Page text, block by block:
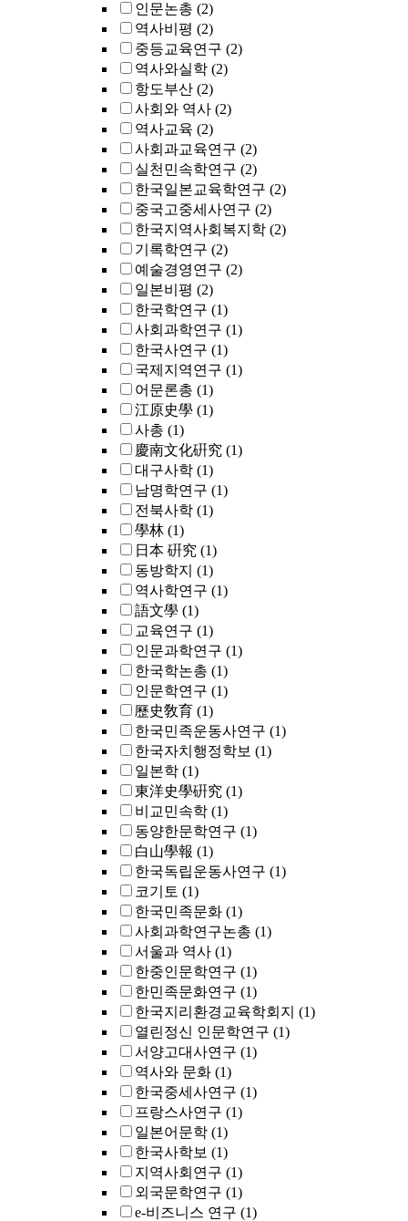
인문논총 (2)
역사비평 (2)
중등교육연구 (2)
역사와실학 (2)
항도부산 (2)
사회와 역사 (2)
역사교육 (2)
사회과교육연구 (2)
실천민속학연구 (2)
한국일본교육학연구 (2)
중국고중세사연구 (2)
한국지역사회복지학 (2)
기록학연구 (2)
예술경영연구 (2)
일본비평 (2)
한국학연구 (1)
사회과학연구 (1)
한국사연구 (1)
국제지역연구 (1)
어문론총 (1)
江原史學 (1)
사총 (1)
慶南文化硏究 (1)
대구사학 (1)
남명학연구 (1)
전북사학 (1)
學林 (1)
日本 硏究 (1)
동방학지 (1)
역사학연구 (1)
語文學 (1)
교육연구 (1)
인문과학연구 (1)
한국학논총 (1)
인문학연구 (1)
歷史敎育 (1)
한국민족운동사연구 (1)
한국자치행정학보 (1)
일본학 (1)
東洋史學硏究 (1)
비교민속학 (1)
동양한문학연구 (1)
白山學報 (1)
한국독립운동사연구 (1)
코기토 (1)
한국민족문화 (1)
사회과학연구논총 (1)
서울과 역사 (1)
한중인문학연구 (1)
한민족문화연구 (1)
한국지리환경교육학회지 (1)
열린정신 인문학연구 (1)
서양고대사연구 (1)
역사와 문화 (1)
한국중세사연구 (1)
프랑스사연구 (1)
일본어문학 (1)
한국사학보 (1)
지역사회연구 (1)
외국문학연구 (1)
e-비즈니스 연구 (1)